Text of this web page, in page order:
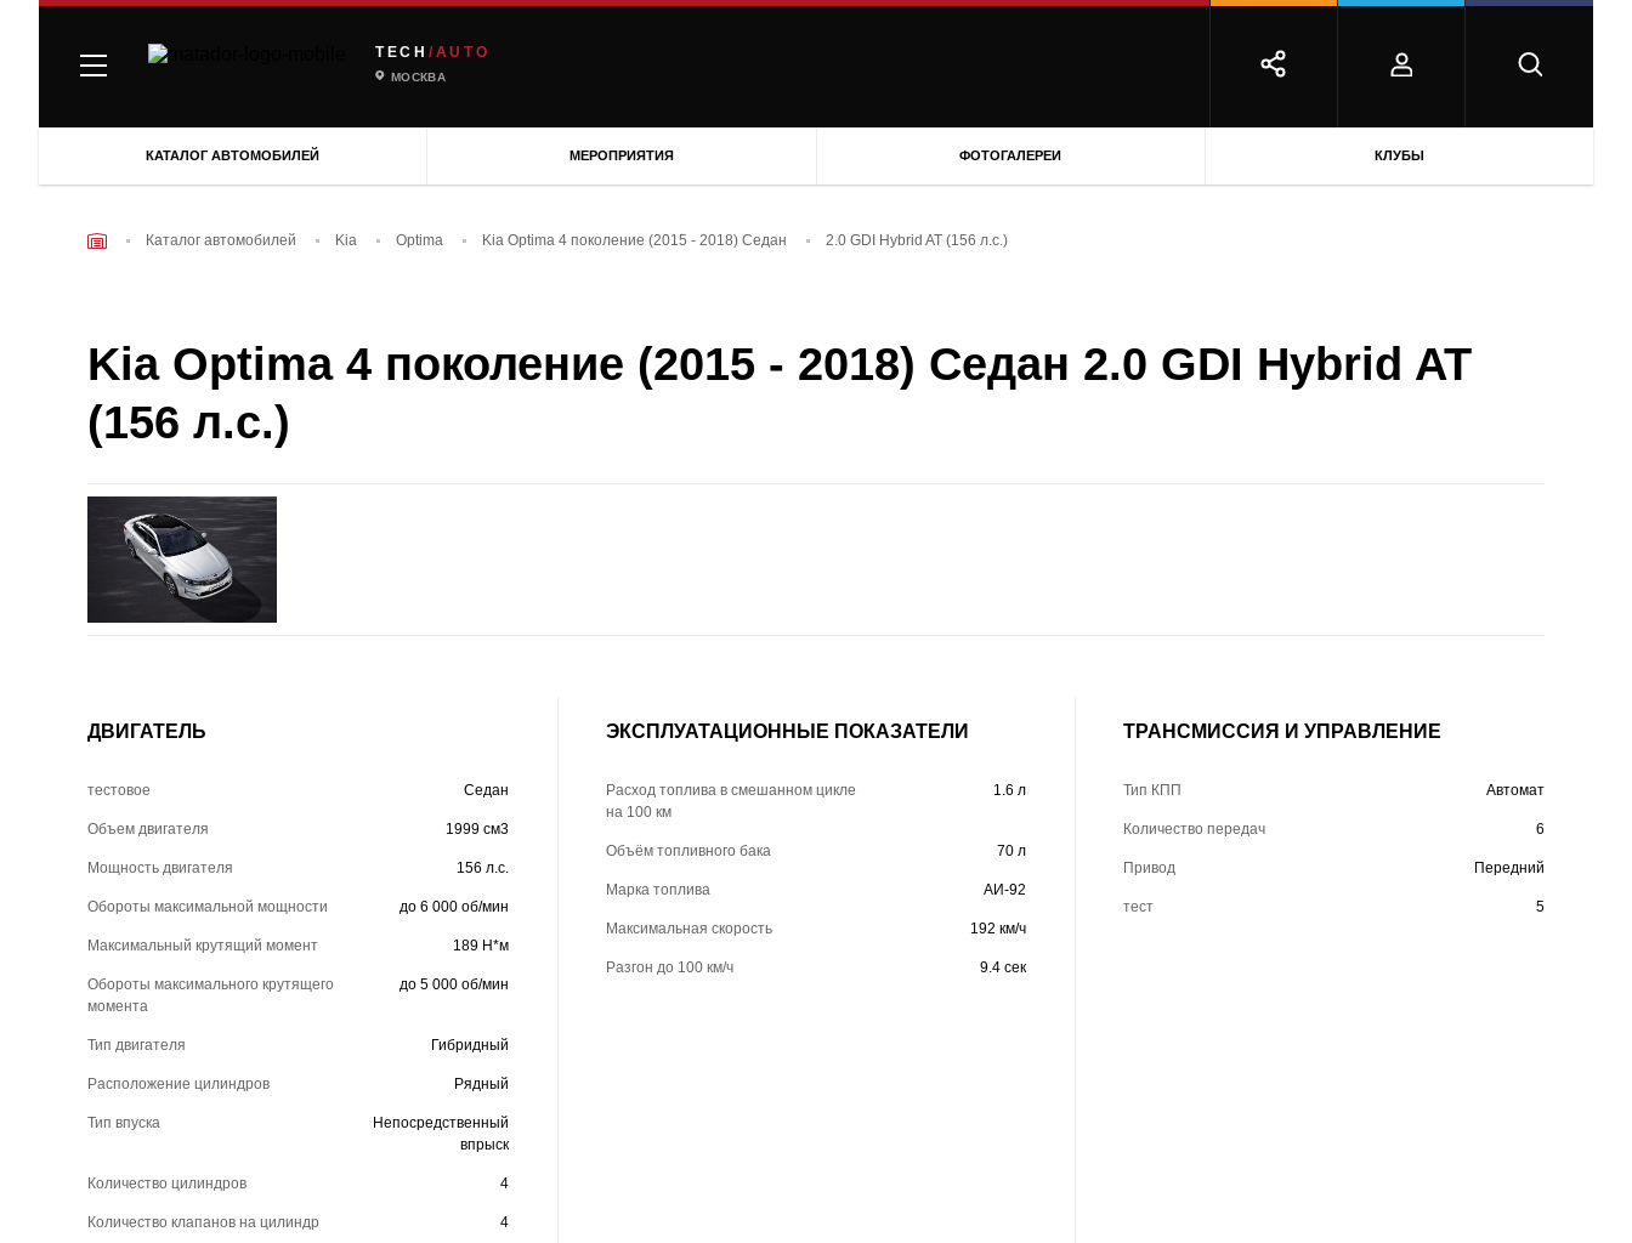
TECH /AUTO
МОСКВА
КАТАЛОГ АВТОМОБИЛЕЙ МЕРОПРИЯТИЯ ФОТОГАЛЕРЕИ КЛУБЫ
Каталог автомобилей Kia Optima Kia Optima 4 поколение (2015 - 2018) Седан 2.0 GDI Hybrid AT (156 л.с.)
Kia Optima 4 поколение (2015 - 2018) Седан 2.0 GDI Hybrid AT
(156 л.с.)
ДВИГАТЕЛЬ
тестовое Седан
Объем двигателя 1999 см3
Мощность двигателя 156 л.с.
Обороты максимальной мощности до 6 000 об/мин
Максимальный крутящий момент 189 Н*м
Обороты максимального крутящего
момента
до 5 000 об/мин
Тип двигателя Гибридный
Расположение цилиндров Рядный
Тип впуска
Непосредственный
впрыск
Количество цилиндров 4
Количество клапанов на цилиндр 4
ЭКСПЛУАТАЦИОННЫЕ ПОКАЗАТЕЛИ
Расход топлива в смешанном цикле
на 100 км
1.6 л
Объём топливного бака 70 л
Марка топлива АИ-92
Максимальная скорость 192 км/ч
Разгон до 100 км/ч 9.4 сек
ТРАНСМИССИЯ И УПРАВЛЕНИЕ
Тип КПП Автомат
Количество передач 6
Привод Передний
тест 5